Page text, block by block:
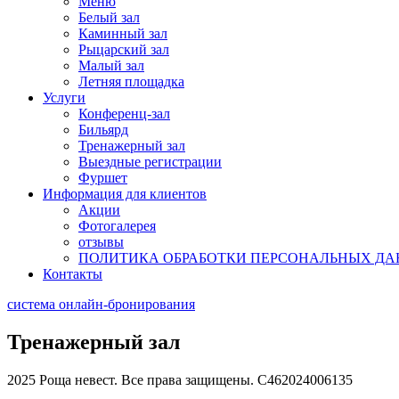
Белый зал
Каминный зал
Рыцарский зал
Малый зал
Летняя площадка
Услуги
Конференц-зал
Бильярд
Тренажерный зал
Выездные регистрации
Фуршет
Информация для клиентов
Акции
Фотогалерея
отзывы
ПОЛИТИКА ОБРАБОТКИ ПЕРСОНАЛЬНЫХ
Контакты
система онлайн-бронирования
Тренажерный зал
2025 Роща невест. Все права защищены. C462024006135